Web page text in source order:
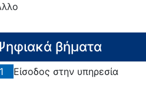
βήματα
1 Είσοδος στην υπηρεσία